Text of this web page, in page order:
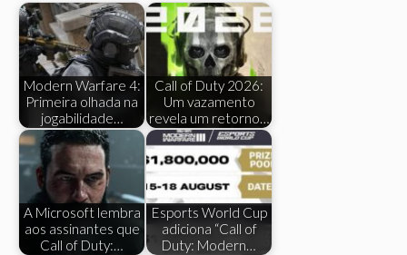
Modern Warfare 4:
Primeira olhada na
jogabilidade…
Call of Duty 2026:
Um vazamento
revela um retorno…
A Microsoft lembra
aos assinantes que
Call of Duty:…
Esports World Cup
adiciona “Call of
Duty: Modern…